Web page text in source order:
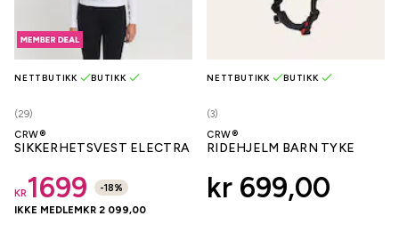
(29)
NETTBUTIKK BUTIKK
CRW®
SIKKERHETSVEST ELECTRA
1699
KR -18%
IKKE MEDLEMKR 2 099,00
(3)
NETTBUTIKK BUTIKK
CRW®
RIDEHJELM BARN TYKE
kr 699,00